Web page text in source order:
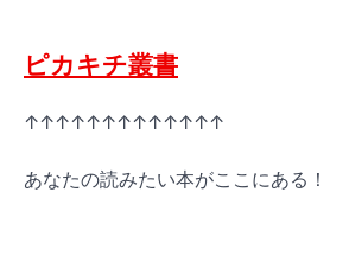
ピカキチ叢書
↑↑↑↑↑↑↑↑↑↑↑↑↑
あなたの読みたい本がここにある！